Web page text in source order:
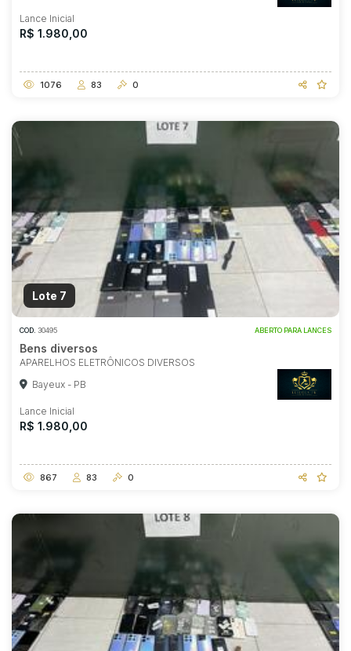
Lance Inicial
R$ 1.980,00
1076 83 0
Lote 7
COD. 30495 ABERTO PARA LANCES
Bens diversos
APARELHOS ELETRÔNICOS DIVERSOS
Bayeux - PB
Lance Inicial
R$ 1.980,00
867 83 0